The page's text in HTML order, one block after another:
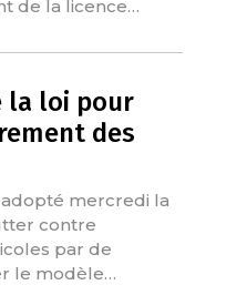
de la licence…
la loi pour
des
mercredi la
contre
par de
le modèle…